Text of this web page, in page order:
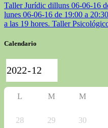
Taller Jurídic dilluns 06-06-16
Calendario
L M M
28 29 30